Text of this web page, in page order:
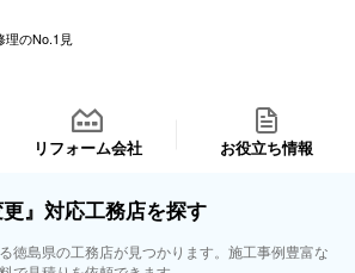
理のNo.1見
リフォーム会社 お役立ち情報
』対応工務店を探す
徳島県の工務店が見つかります。施工事例豊富な